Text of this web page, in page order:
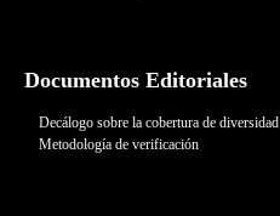
Documentos Editoriales
Decálogo sobre la cobertura de diversidad
Metodología de verificación